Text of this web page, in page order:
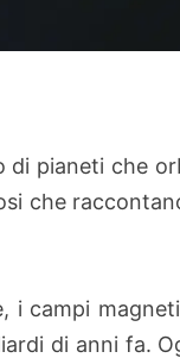
pianeti che
che
i campi
di anni fa.